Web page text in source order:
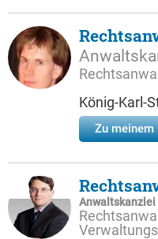
König-Karl-
Zu
Anwaltskanzlei